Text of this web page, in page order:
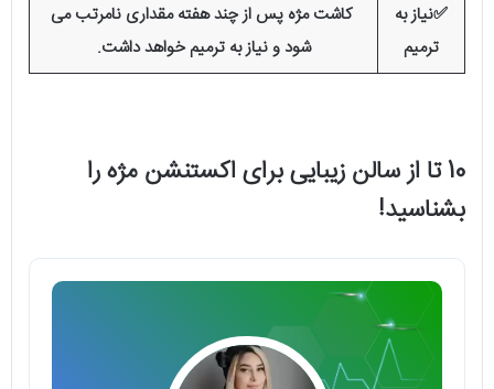
✅نیاز به
ترمیم
کاشت مژه پس از چند هفته مقداری نامرتب می
شود و نیاز به ترمیم خواهد داشت.
10 تا از سالن زیبایی برای اکستنشن مژه را
بشناسید!